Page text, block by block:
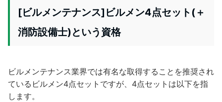
[ビルメンテナンス]ビルメン4点セット(＋
消防設備士)という資格
ビルメンテナンス業界では有名な取得することを推奨され
ているビルメン4点セットですが、4点セットは以下を指
します。